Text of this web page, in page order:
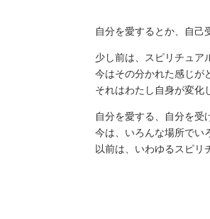
自分を愛するとか、自己
少し前は、スピリチュア
今はその分かれた感じが
それはわたし自身が変化
自分を愛する、自分を受
今は、いろんな場所でい
以前は、いわゆるスピリ